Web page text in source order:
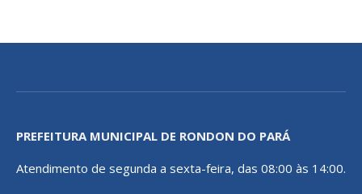
PREFEITURA MUNICIPAL DE RONDON DO PARÁ
Atendimento de segunda a sexta-feira, das 08:00 às 14:00.